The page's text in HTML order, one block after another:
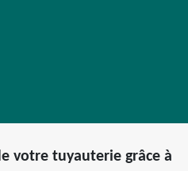
votre tuyauterie grâce à